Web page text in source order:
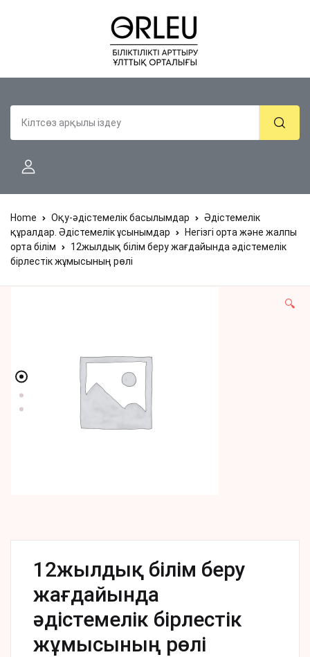
Home Оқу-әдістемелік басылымдар
Әдістемелік
құралдар. Әдістемелік ұсынымдар
Негізгі орта және жалпы
орта білім
12жылдық білім беру жағдайында әдістемелік
бірлестік жұмысының рөлі
🔍
12жылдық білім беру
жағдайында
әдістемелік бірлестік
жұмысының рөлі